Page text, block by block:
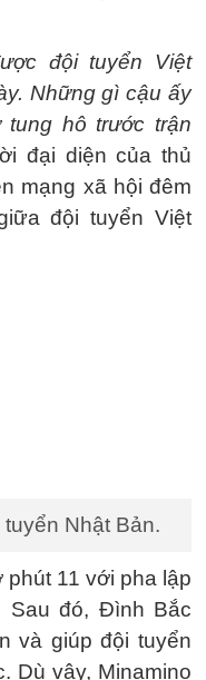
đội tuyển Việt
Những gì cậu ấy
hô trước trận
đại diện của thủ
mạng xã hội đêm
đội tuyển Việt
Nhật Bản.
11 với pha lập
Sau đó, Đình Bắc
và giúp đội tuyển
Dù vậy, Minamino